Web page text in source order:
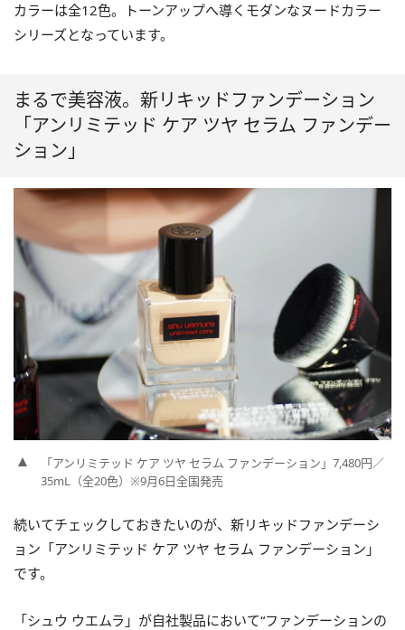
カラーは全12色。トーンアップへ導くモダンなヌードカラー
シリーズとなっています。
まるで美容液。新リキッドファンデーション
「アンリミテッド ケア ツヤ セラム ファンデー
ション」
「アンリミテッド ケア ツヤ セラム ファンデーション」7,480円／
35mL（全20色）※9月6日全国発売
続いてチェックしておきたいのが、新リキッドファンデーシ
ョン「アンリミテッド ケア ツヤ セラム ファンデーション」
です。
「シュウ ウエムラ」が自社製品において“ファンデーションの